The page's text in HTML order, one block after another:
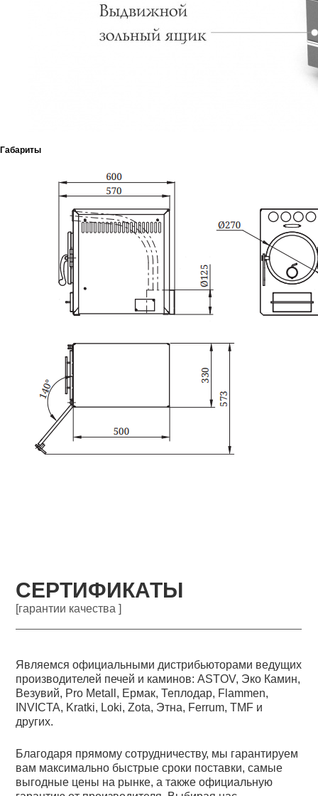
Габариты
СЕРТИФИКАТЫ
[гарантии качества ]
Являемся официальными дистрибьюторами ведущих
производителей печей и каминов: ASTOV, Эко Камин,
Везувий, Pro Metall, Ермак, Теплодар, Flammen,
INVICTA, Kratki, Loki, Zota, Этна, Ferrum, TMF и
других.
Благодаря прямому сотрудничеству, мы гарантируем
вам максимально быстрые сроки поставки, самые
выгодные цены на рынке, а также официальную